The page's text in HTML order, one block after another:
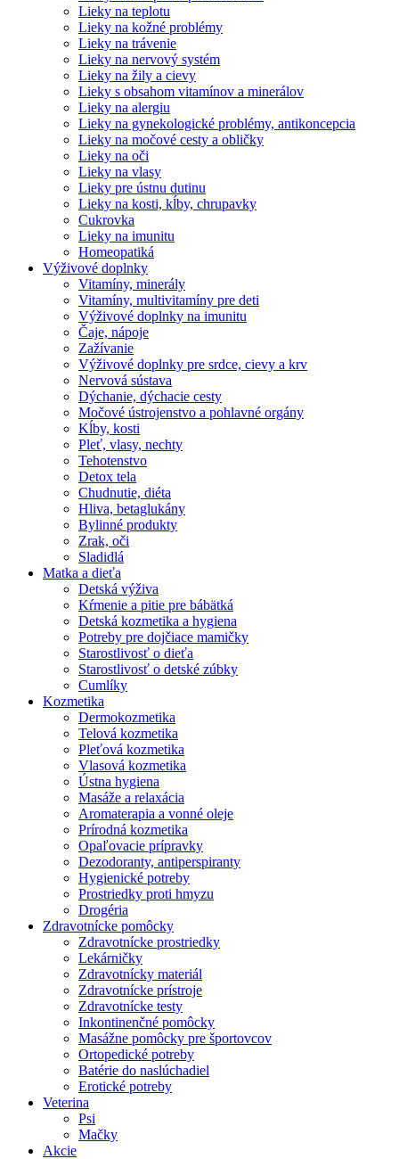
Lieky na teplotu
Lieky na kožné problémy
Lieky na trávenie
Lieky na nervový systém
Lieky na žily a cievy
Lieky s obsahom vitamínov a minerálov
Lieky na alergiu
Lieky na gynekologické problémy, antikoncepcia
Lieky na močové cesty a obličky
Lieky na oči
Lieky na vlasy
Lieky pre ústnu dutinu
Lieky na kosti, kĺby, chrupavky
Cukrovka
Lieky na imunitu
Homeopatiká
Výživové doplnky
Vitamíny, minerály
Vitamíny, multivitamíny pre deti
Výživové doplnky na imunitu
Čaje, nápoje
Zažívanie
Výživové doplnky pre srdce, cievy a krv
Nervová sústava
Dýchanie, dýchacie cesty
Močové ústrojenstvo a pohlavné orgány
Kĺby, kosti
Pleť, vlasy, nechty
Tehotenstvo
Detox tela
Chudnutie, diéta
Hliva, betaglukány
Bylinné produkty
Zrak, oči
Sladidlá
Matka a dieťa
Detská výživa
Kŕmenie a pitie pre bábätká
Detská kozmetika a hygiena
Potreby pre dojčiace mamičky
Starostlivosť o dieťa
Starostlivosť o detské zúbky
Cumlíky
Kozmetika
Dermokozmetika
Telová kozmetika
Pleťová kozmetika
Vlasová kozmetika
Ústna hygiena
Masáže a relaxácia
Aromaterapia a vonné oleje
Prírodná kozmetika
Opaľovacie prípravky
Dezodoranty, antiperspiranty
Hygienické potreby
Prostriedky proti hmyzu
Drogéria
Zdravotnícke pomôcky
Zdravotnícke prostriedky
Lekárničky
Zdravotnícky materiál
Zdravotnícke prístroje
Zdravotnícke testy
Inkontinenčné pomôcky
Masážne pomôcky pre športovcov
Ortopedické potreby
Batérie do naslúchadiel
Erotické potreby
Veterina
Psi
Mačky
Akcie